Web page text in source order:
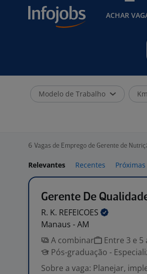
ACHAR
Modelo de Trabalho
6 Vagas de Emprego de Gerente de
Relevantes Recentes Próximas
Gerente De
R. K. REFEICOES
Manaus - AM
A combinar
Entre 3 e 5
Pós-graduação -
Sobre a vaga: Planejar,